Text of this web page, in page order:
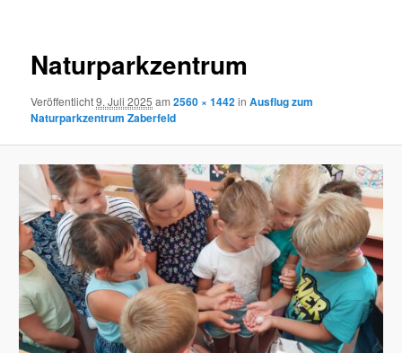
Naturparkzentrum
Veröffentlicht9. Juli 2025 am2560 × 1442inAusflug zum
Naturparkzentrum Zaberfeld